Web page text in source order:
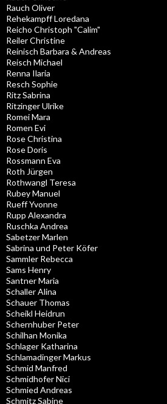
Rauch Oliver
Rehekampff Loredana
Reicho Christoph "Calim"
Reiler Christine
Reinisch Barbara & Andreas
Reisch Michael
Renna Ilaria
Resch Sophie
Ritz Sabrina
Ritzinger Ulrike
Romei Mara
Romen Evi
Rose Christina
Rose Doris
Rossmann Eva
Roth Jürgen
Rothwangl Teresa
Rubey Manuel
Rueff Yvonne
Rupp Alexandra
Ruschka Andrea
Sabetzer Marlen
Sabrina und Peter Köfer
Sammler Rebecca
Sams Henry
Santner Maria
Schaller Alina
Schauer Thomas
Scheikl Heidrun
Schernhuber Peter
Schilhan Monika
Schlager Katharina
Schlamadinger Markus
Schmid Manfred
Schmidhofer Nici
Schmied Andreas
Schmitz Sabine